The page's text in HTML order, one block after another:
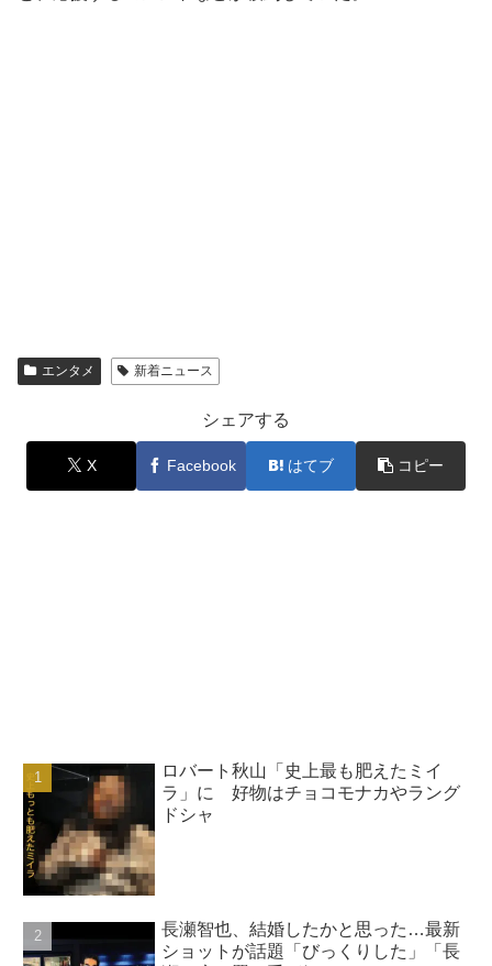
エンタメ 新着ニュース
シェアする
X Facebook はてブ コピー
ロバート秋山「史上最も肥えたミイ
ラ」に 好物はチョコモナカやラング
ドシャ
長瀬智也、結婚したかと思った…最新
ショットが話題「びっくりした」「長